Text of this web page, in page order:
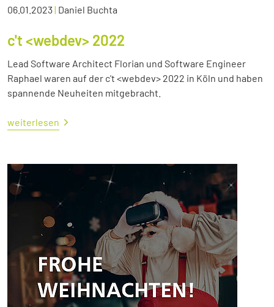
06.01.2023| Daniel Buchta
c't <webdev> 2022
Lead Software Architect Florian und Software Engineer
Raphael waren auf der c't <webdev> 2022 in Köln und haben
spannende Neuheiten mitgebracht.
weiterlesen